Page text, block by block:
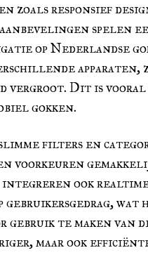
zoals responsief
spelen
op Nederlandse
apparaten,
vergroot. Dit is
gokken.
filters en
voorkeuren
integreren ook
gebruikersgedrag, wat
gebruik te maken van
maar ook